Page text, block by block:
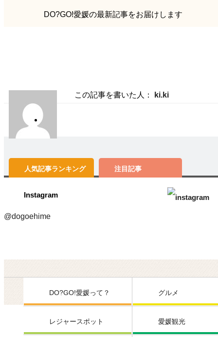
DO?GO!愛媛の最新記事をお届けします
この記事を書いた人： ki.ki
人気記事ランキング 注目記事
Instagram
@dogoehime
DO?GO!愛媛って？ グルメ
レジャースポット 愛媛観光